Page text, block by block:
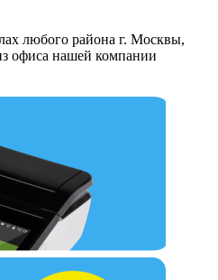
любого района г. Москвы,
офиса нашей компании